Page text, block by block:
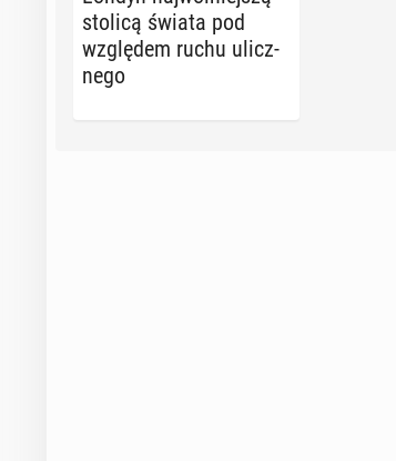
stolicą świata pod
wzglę­dem ruchu ulicz­
ne­go